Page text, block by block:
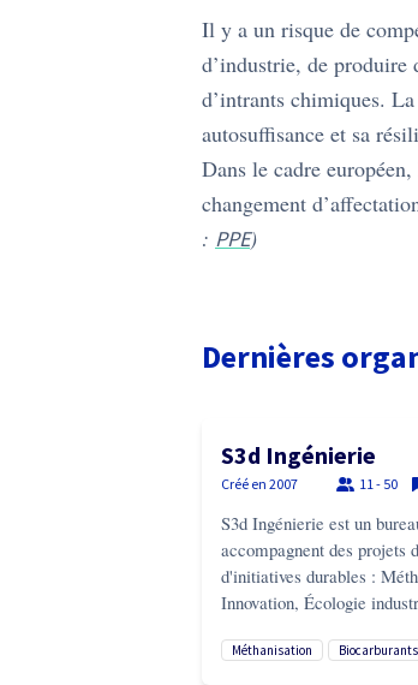
Il y a un risque de
d’industrie, de produire
d’intrants chimiques.
autosuffisance et sa
Dans le cadre
changement
: PPE)
Dernières
S3d Ingénierie
Créé en 2007 11 - 50
S3d Ingénierie est un
accompagnent des projets
d'initiatives durables :
Innovation, Écologie
méthanisation biocarburants